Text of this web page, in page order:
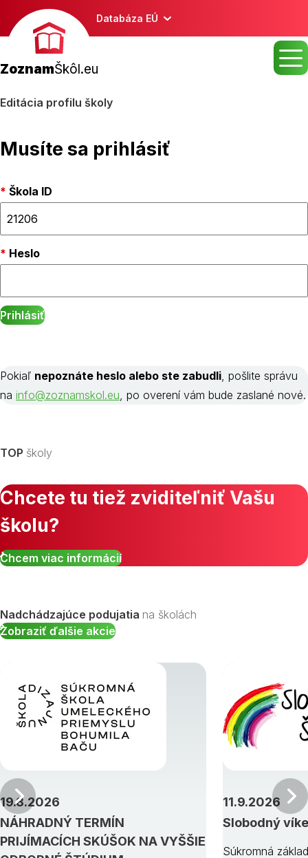
Databáza EÚ
ZoznamŠkôl.eu
Editácia profilu školy
Musíte sa prihlásiť
Škola ID
Heslo
Pokiaľ nepoznáte heslo alebo ste zabudli, pošlite správu
na info@zoznamskol.eu, po overení vám bude zaslané nové.
TOP školy
Chcete tu tiež zviditeľniť Vašu
školu?
Chcem viac informácií
Nadchádzajúce podujatia na školách
Zobraziť ďalšie akcie
NÁHRADNÝ TERMÍN
PRIJÍMACÍCH SKÚŠOK NA VYŠŠIE
19.8.2026
Slobodný
11.9.2026
Súkromná
Predchádzajúci